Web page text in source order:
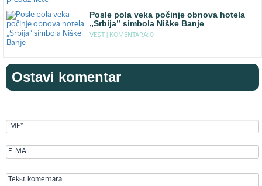
Posle pola veka počinje obnova hotela
„Srbija” simbola Niške Banje
VEST | KOMENTARA: 0
Ostavi komentar